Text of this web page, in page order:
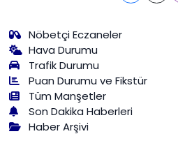
Nöbetçi Eczaneler
Hava Durumu
Trafik Durumu
Puan Durumu ve Fikstür
Tüm Manşetler
Son Dakika Haberleri
Haber Arşivi